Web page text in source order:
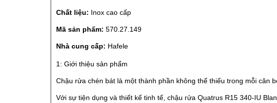
Chất liệu: Inox cao cấp
Mã sản phẩm: 570.27.149
Nhà cung cấp: Hafele
1: Giới thiệu sản phẩm
Chậu rửa chén bát là một thành phần không thể thiếu trong mỗi căn
Với sự tiện dụng và thiết kế tinh tế, chậu rửa Quatrus R15 340-IU